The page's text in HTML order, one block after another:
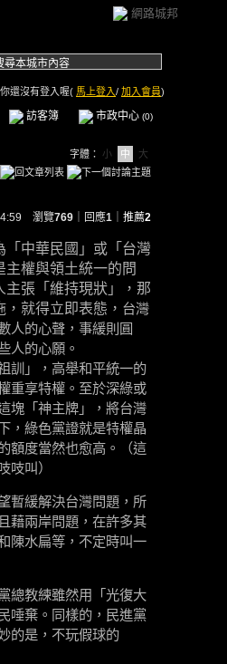
網路城邦
你還沒有登入喔( 馬上登入/ 加入會員)
訪客簿 市政中心 (0)
字體： 小 中
大
瀏覽769 ｜回應1 推薦2
「中華民國」或「台灣
權與領土統一的問
張「維持現狀」，那
就得立即表態， 台灣
人的心聲，事緩則圓
人的心願。
訓」，高舉和平統一的
重享特權。至於深綠或
塊「神主牌」，將台灣
，綠色黨證就是特權晶
額度當然也愈高。（這
吱叫）
暫緩解決台灣問題，所
藉兩岸問題，在許多其
陳水扁等，不定時叫一
總教練雖然用「光復大
唾棄。同樣的，民進黨
的是，不玩假球的